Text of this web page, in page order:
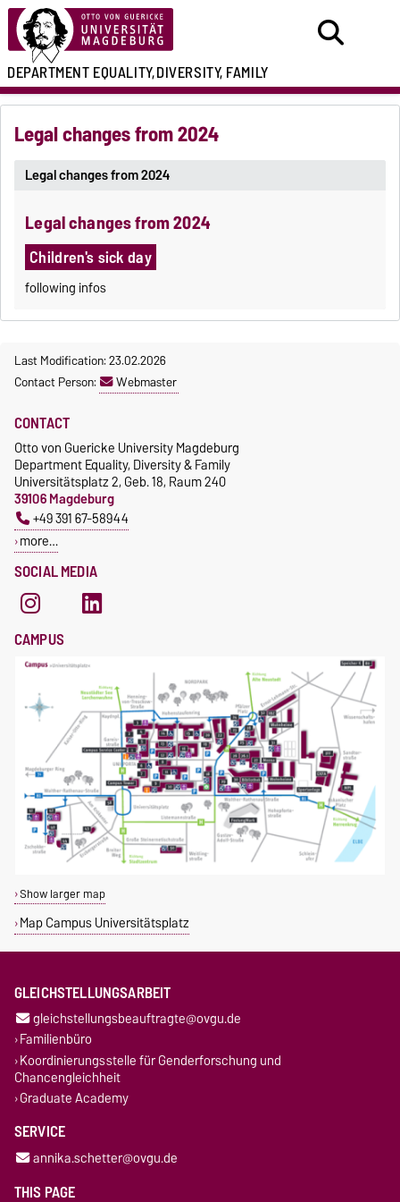
DEPARTMENTEQUALITY,DIVERSITY, FAMILY
Legal changes from 2024
Legal changes from 2024
Legal changes from 2024
Children's sick day
following infos
Last Modification: 23.02.2026
Contact Person:
Webmaster
SOCIAL MEDIA
CONTACT
Otto von Guericke University Magdeburg
Department Equality, Diversity & Family
Universitätsplatz 2, Geb. 18, Raum 240
39106 Magdeburg
+49 391 67-58944
more…
CAMPUS
Show larger map
Map Campus Universitätsplatz
GLEICHSTELLUNGSARBEIT
gleichstellungsbeauftragte@ovgu.de
Familienbüro
Koordinierungsstelle für Genderforschung und
Chancengleichheit
Graduate Academy
SERVICE
annika.schetter@ovgu.de
THIS PAGE